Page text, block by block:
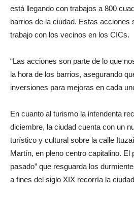
está llegando con trabajos a 800
barrios de la ciudad. Estas acciones
trabajo con los vecinos en los CICs.
“Las acciones son parte de lo que
la hora de los barrios, asegurando
inversiones para mejoras en cada
En cuanto al turismo la intendenta
diciembre, la ciudad cuenta con un
turístico y cultural sobre la calle
Martín, en pleno centro capitalino. El
pasado” que resguarda los
a fines del siglo XIX recorría la